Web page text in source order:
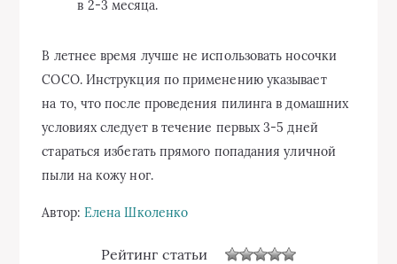
в 2-3 месяца.
В летнее время лучше не использовать носочки
СОСО. Инструкция по применению указывает
на то, что после проведения пилинга в домашних
условиях следует в течение первых3-5 дней
стараться избегать прямого попадания уличной
пыли на кожу ног.
Автор: Елена Школенко
Рейтинг статьи